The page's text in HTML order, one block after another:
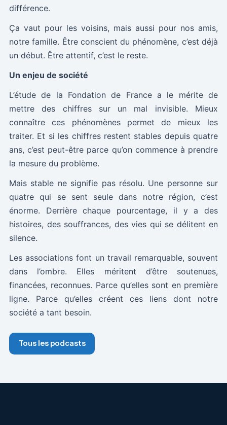
différence.
Ça vaut pour les voisins, mais aussi pour nos amis,
notre famille. Être conscient du phénomène, c’est déjà
un début. Être attentif, c’est le reste.
Un enjeu de société
L’étude de la Fondation de France a le mérite de
mettre des chiffres sur un mal invisible. Mieux
connaître ces phénomènes permet de mieux les
traiter. Et si les chiffres restent stables depuis quatre
ans, c’est peut-être parce qu’on commence à prendre
la mesure du problème.
Mais stable ne signifie pas résolu. Une personne sur
quatre qui se sent seule dans notre région, c’est
énorme. Derrière chaque pourcentage, il y a des
histoires, des souffrances, des vies qui se délitent en
silence.
Les associations font un travail remarquable, souvent
dans l’ombre. Elles méritent d’être soutenues,
financées, reconnues. Parce qu’elles sont en première
ligne. Parce qu’elles créent ces liens dont notre
société a tant besoin.
Tous les podcasts